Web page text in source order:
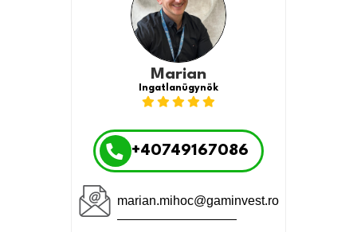
Marian
Ingatlanügynök
+40749167086
marian.mihoc@gaminvest.ro